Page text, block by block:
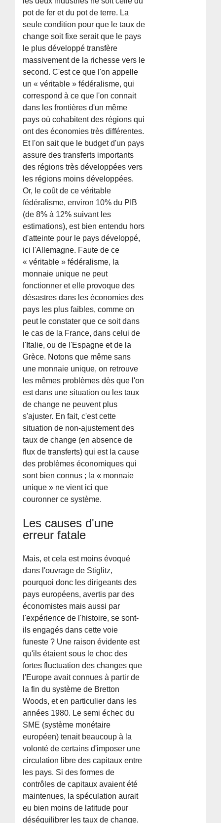
pot de fer et du pot de terre. La
seule condition pour que le taux de
change soit fixe serait que le pays
le plus développé transfère
massivement de la richesse vers le
second. C'est ce que l'on appelle
un « véritable » fédéralisme, qui
correspond à ce que l'on connait
dans les frontières d'un même
pays où cohabitent des régions qui
ont des économies très différentes.
Et l'on sait que le budget d'un pays
assure des transferts importants
des régions très développées vers
les régions moins développées.
Or, le coût de ce véritable
fédéralisme, environ 10% du PIB
(de 8% à 12% suivant les
estimations), est bien entendu hors
d'atteinte pour le pays développé,
ici l'Allemagne. Faute de ce
« véritable » fédéralisme, la
monnaie unique ne peut
fonctionner et elle provoque des
désastres dans les économies des
pays les plus faibles, comme on
peut le constater que ce soit dans
le cas de la France, dans celui de
l'Italie, ou de l'Espagne et de la
Grèce. Notons que même sans
une monnaie unique, on retrouve
les mêmes problèmes dès que l'on
est dans une situation ou les taux
de change ne peuvent plus
s'ajuster. En fait, c'est cette
situation de non-ajustement des
taux de change (en absence de
flux de transferts) qui est la cause
des problèmes économiques qui
sont bien connus ; la « monnaie
unique » ne vient ici que
couronner ce système.
Les causes d'une
erreur fatale
Mais, et cela est moins évoqué
dans l'ouvrage de Stiglitz,
pourquoi donc les dirigeants des
pays européens, avertis par des
économistes mais aussi par
l'expérience de l'histoire, se sont-
ils engagés dans cette voie
funeste ? Une raison évidente est
qu'ils étaient sous le choc des
fortes fluctuation des changes que
l'Europe avait connues à partir de
la fin du système de Bretton
Woods, et en particulier dans les
années 1980. Le semi échec du
SME (système monétaire
européen) tenait beaucoup à la
volonté de certains d'imposer une
circulation libre des capitaux entre
les pays. Si des formes de
contrôles de capitaux avaient été
maintenues, la spéculation aurait
eu bien moins de latitude pour
déséquilibrer les taux de change,